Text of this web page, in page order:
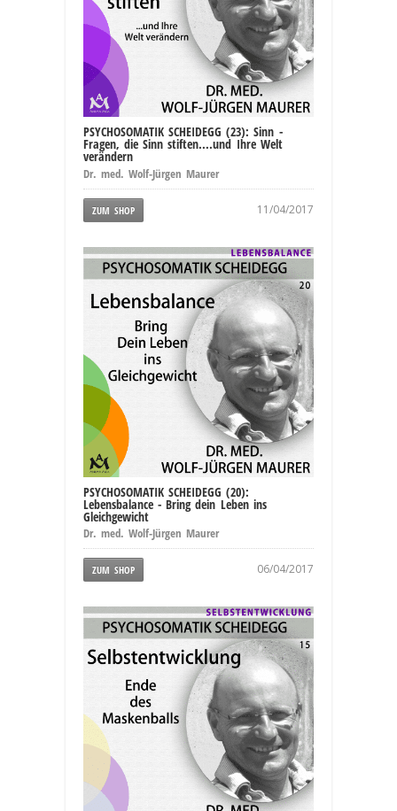
PSYCHOSOMATIK SCHEIDEGG (23): Sinn -
Fragen, die Sinn stiften....und Ihre Welt
verändern
Dr. med. Wolf-Jürgen Maurer
ZUM SHOP 11/04/2017
PSYCHOSOMATIK SCHEIDEGG (20):
Lebensbalance - Bring dein Leben ins
Gleichgewicht
Dr. med. Wolf-Jürgen Maurer
ZUM SHOP 06/04/2017